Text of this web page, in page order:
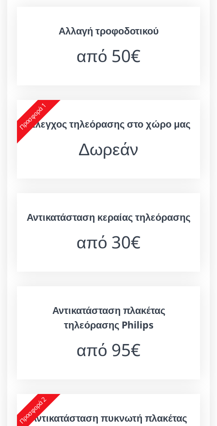
Αλλαγή τροφοδοτικού
από 50€
Προσφορά 1
Έλεγχος τηλεόρασης στο χώρο μας
Δωρεάν
Αντικατάσταση κεραίας τηλεόρασης
από 30€
Αντικατάσταση πλακέτας
τηλεόρασης Philips
από 95€
Προσφορά 2
Αντικατάσταση πυκνωτή πλακέτας